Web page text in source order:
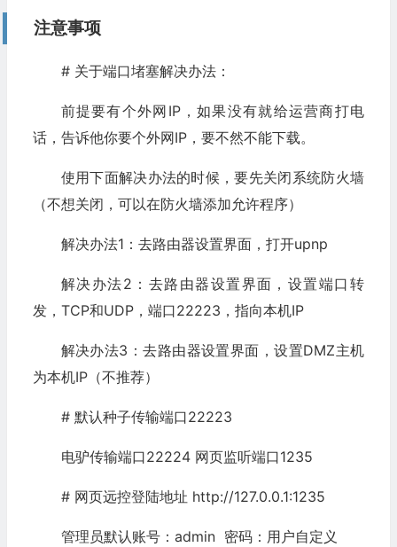
注意事项
# 关于端口堵塞解决办法：
前提要有个外网IP，如果没有就给运营商打电
话，告诉他你要个外网IP，要不然不能下载。
使用下面解决办法的时候，要先关闭系统防火墙
（不想关闭，可以在防火墙添加允许程序）
解决办法1：去路由器设置界面，打开upnp
解决办法2：去路由器设置界面，设置端口转
发，TCP和UDP，端口22223，指向本机IP
解决办法3：去路由器设置界面，设置DMZ主机
为本机IP（不推荐）
# 默认种子传输端口22223
电驴传输端口22224 网页监听端口1235
# 网页远控登陆地址 http://127.0.0.1:1235
管理员默认账号：admin 密码：用户自定义